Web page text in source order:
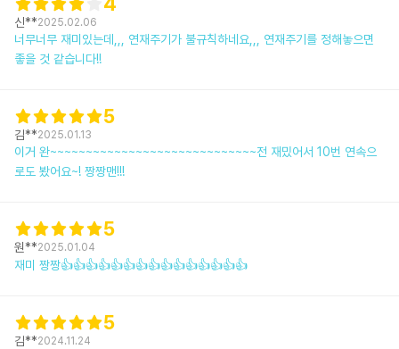
신**2025.02.06
너무너무 재미있는데,,, 연재주기가 불규칙하네요,,, 연재주기를 정해놓으면
좋을 것 같습니다!!
5
김**2025.01.13
이거 완~~~~~~~~~~~~~~~~~~~~~~~~~~~~~전 재밌어서 10번 연속으
로도 봤어요~! 짱짱맨!!!
5
원**2025.01.04
재미 짱짱👍👍👍👍👍👍👍👍👍👍👍👍👍👍👍
5
김**2024.11.24